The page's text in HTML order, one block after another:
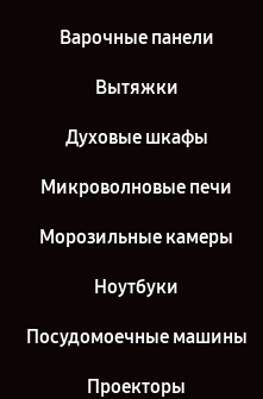
Варочные панели
Вытяжки
Духовые шкафы
Микроволновые печи
Морозильные камеры
Ноутбуки
Посудомоечные машины
Проекторы